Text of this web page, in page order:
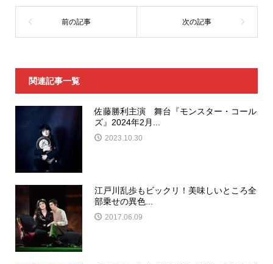
関連記事一覧
佐藤勝利主演 舞台『モンスター・コール
ズ』2024年2月...
2023.10.30
江戸川乱歩もビックリ！美味しいところ全
部乗せの異色...
2017.06.09